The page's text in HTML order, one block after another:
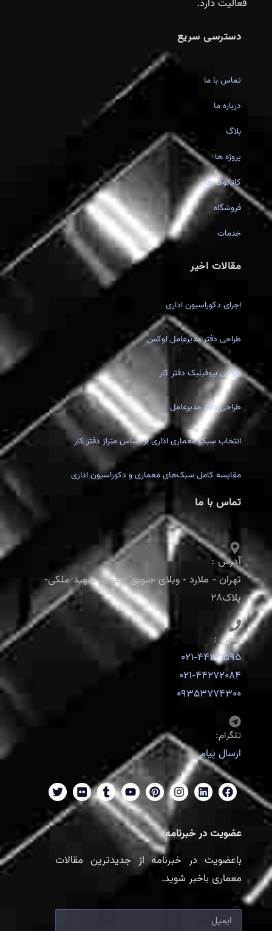
فعالیت دارد.
دسترسی سریع
تماس با ما
درباره ما
بلاگ
پروژه ها
کاتالوگ ها
فروشگاه
خدمات
مقالات اخیر
اجرای دکوراسیون اداری
طراحی دفتر مدیرعامل لوکس
طراحی بیوفیلیک دفتر کار
طراحی دفتر مدیرعامل
انتخاب سبک معماری اداری بر اساس متراژ دفتر کار
مقایسه کامل سبک‌های معماری و دکوراسیون اداری
تماس با ما
آدرس :
تهران - ملارد - ویلای جنوبی - کوچه شهید ملکی-
پلاک28
تلفن :
021-44221595
021-44272084
09353774300
تلگرام:
ارسال پیام
عضویت در خبرنامه
باعضویت در خبرنامه از جدیدترین مقالات
معماری باخبر شوید.